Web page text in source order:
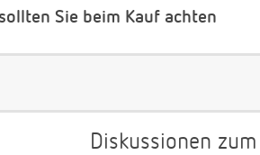
Sie beim Kauf achten
Diskussionen